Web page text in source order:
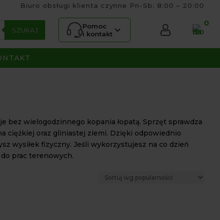
Biuro obsługi klienta czynne Pn-Sb: 8:00 – 20:00
SZUKAJ
Pomoc
i kontakt
0
bez wielogodzinnego kopania łopatą. Sprzęt sprawdza
ciężkiej oraz gliniastej ziemi. Dzięki odpowiednio
wysiłek fizyczny. Jeśli wykorzystujesz na co dzień
prac terenowych.